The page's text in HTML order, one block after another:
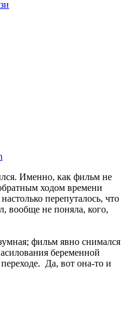
Именно, как фильм не
ходом времени
перепуталось, что
вообще не поняла, кого,
фильм явно снимался
беременной
Да, вот она-то и